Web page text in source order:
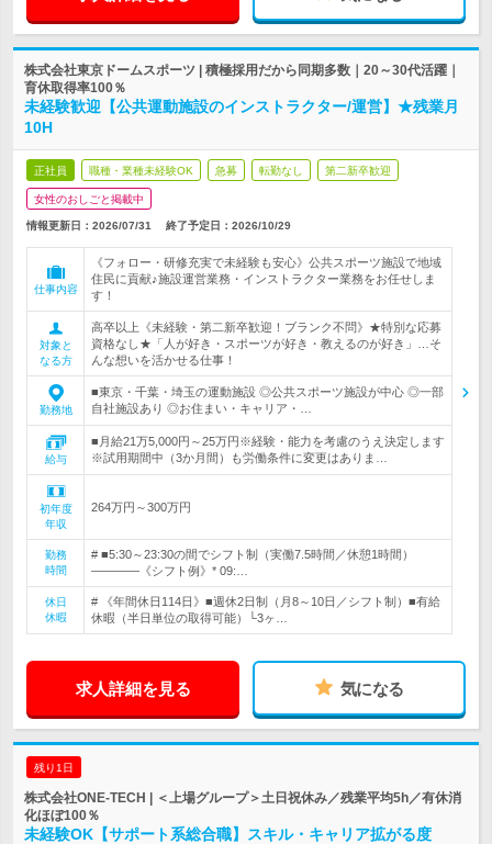
株式会社東京ドームスポーツ | 積極採用だから同期多数｜20～30代活躍｜
育休取得率100％
未経験歓迎【公共運動施設のインストラクター/運営】★残業月
10H
正社員 職種・業種未経験OK 急募 転勤なし 第二新卒歓迎
女性のおしごと掲載中
情報更新日：2026/07/31 終了予定日： 2026/10/29
仕事内容
《フォロー・研修充実で未経験も安心》公共スポーツ施設で地域
住民に貢献♪施設運営業務・インストラクター業務をお任せしま
す！
対象と
なる方
高卒以上《未経験・第二新卒歓迎！ブランク不問》★特別な応募
資格なし★「人が好き・スポーツが好き・教えるのが好き」…そ
んな想いを活かせる仕事！
勤務地
■東京・千葉・埼玉の運動施設 ◎公共スポーツ施設が中心 ◎一部
自社施設あり ◎お住まい・キャリア・…
給与
■月給21万5,000円～25万円※経験・能力を考慮のうえ決定します
※試用期間中（3か月間）も労働条件に変更はありま…
初年度
年収
264万円～300万円
勤務
時間
# ■5:30～23:30の間でシフト制（実働7.5時間／休憩1時間）
――――《シフト例》* 09:…
休日
休暇
# 《年間休日114日》■週休2日制（月8～10日／シフト制）■有給
休暇（半日単位の取得可能）└3ヶ…
求人詳細を見る 気になる
残り1日
株式会社ONE-TECH | ＜上場グループ＞土日祝休み／残業平均5h／有休消
化ほぼ100％
未経験OK【サポート系総合職】スキル・キャリア拡がる度